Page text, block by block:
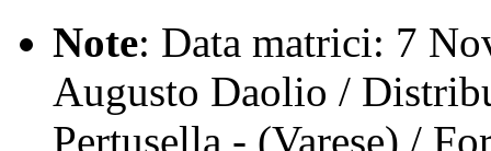
Note: Data matrici: 7
Augusto Daolio /
Pertusella - (Varese) /